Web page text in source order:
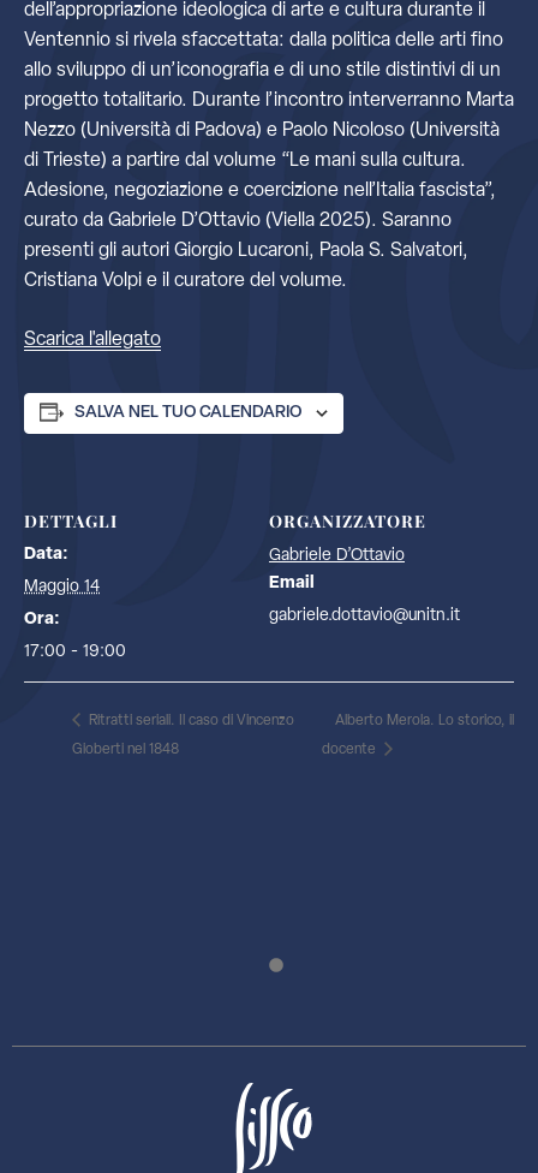
dell’appropriazione ideologica di arte e cultura durante il
Ventennio si rivela sfaccettata: dalla politica delle arti fino
allo sviluppo di un’iconografia e di uno stile distintivi di un
progetto totalitario. Durante l’incontro interverranno Marta
Nezzo (Università di Padova) e Paolo Nicoloso (Università
di Trieste) a partire dal volume “Le mani sulla cultura.
Adesione, negoziazione e coercizione nell’Italia fascista”,
curato da Gabriele D’Ottavio (Viella 2025). Saranno
presenti gli autori Giorgio Lucaroni, Paola S. Salvatori,
Cristiana Volpi e il curatore del volume.
Scarica l'allegato
SALVA NEL TUO CALENDARIO
DETTAGLI
Data:
Maggio 14
Ora:
17:00 - 19:00
ORGANIZZATORE
Gabriele D’Ottavio
Email
gabriele.dottavio@unitn.it
Ritratti seriali. Il caso di Vincenzo
Gioberti nel 1848
Alberto Merola. Lo storico, il
docente